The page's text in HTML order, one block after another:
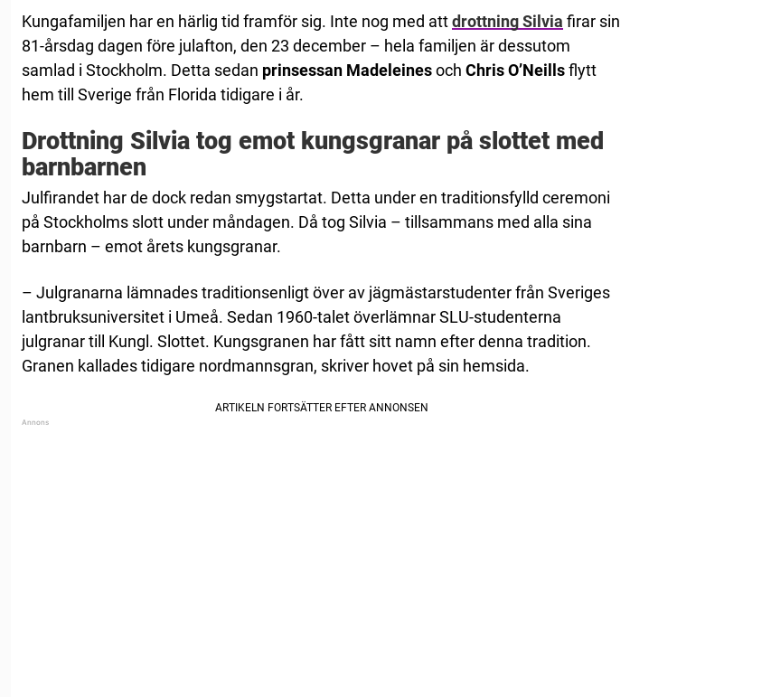
Kungafamiljen har en härlig tid framför sig. Inte nog med attdrottning Silvia firar sin
81-årsdag dagen före julafton, den 23 december – hela familjen är dessutom
samlad i Stockholm. Detta sedan prinsessan Madeleinesoch Chris O’Neillsflytt
hem till Sverige från Florida tidigare i år.
Drottning Silvia tog emot kungsgranar på slottet med
barnbarnen
Julfirandet har de dock redan smygstartat. Detta under en traditionsfylld ceremoni
på Stockholms slott under måndagen. Då tog Silvia – tillsammans med alla sina
barnbarn – emot årets kungsgranar.
– Julgranarna lämnades traditionsenligt över av jägmästarstudenter från Sveriges
lantbruksuniversitet i Umeå. Sedan 1960-talet överlämnar SLU-studenterna
julgranar till Kungl. Slottet. Kungsgranen har fått sitt namn efter denna tradition.
Granen kallades tidigare nordmannsgran, skriver hovet på sin hemsida.